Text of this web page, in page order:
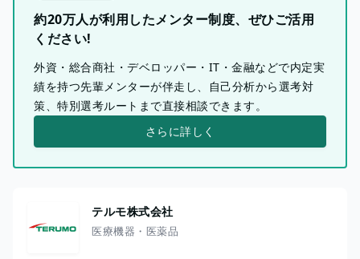
約20万人が利用したメンター制度、ぜひご活用
ください!
外資・総合商社・デベロッパー・IT・金融などで内定実
績を持つ先輩メンターが伴走し、自己分析から選考対
策、特別選考ルートまで直接相談できます。
さらに詳しく
テルモ株式会社
医療機器・医薬品